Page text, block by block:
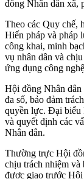
đồng Nhân dân xã,
Theo các Quy chế,
Hiến pháp và pháp
công khai, minh
vụ nhân dân và
ứng dụng công
Hội đồng Nhân dân
đa số, bảo đảm
quyền lực. Đại biểu
và quyết định các
Nhân dân.
Thường trực Hội
chịu trách nhiệm và
được giao trước Hội